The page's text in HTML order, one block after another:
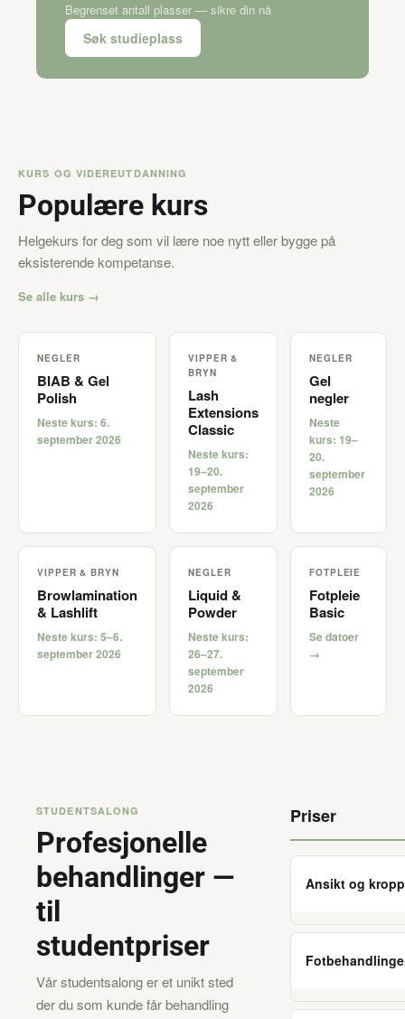
Begrenset antall plasser — sikre din nå
Søk studieplass
KURS OG VIDEREUTDANNING
Populære kurs
Helgekurs for deg som vil lære noe nytt eller bygge på
eksisterende kompetanse.
Se alle kurs →
NEGLER
BIAB & Gel
Polish
Neste kurs: 6.
september 2026
VIPPER &
BRYN
Lash
Extensions
Classic
Neste kurs:
19–20.
september
2026
NEGLER
Gel
negler
Neste
kurs: 19–
20.
september
2026
VIPPER & BRYN
Browlamination
& Lashlift
Neste kurs: 5–6.
september 2026
NEGLER
Liquid &
Powder
Neste kurs:
26–27.
september
2026
FOTPLEIE
Fotpleie
Basic
Se datoer
→
STUDENTSALONG
Profesjonelle
behandlinger —
til
studentpriser
Vår studentsalong er et unikt sted
der du som kunde får behandling
Priser
Ansikt og kropp